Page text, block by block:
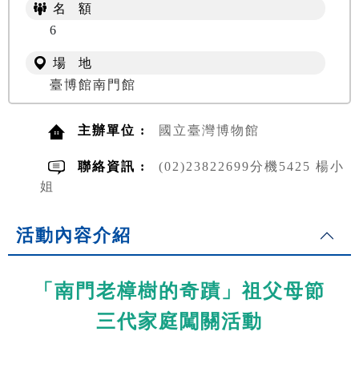
名 額
6
場 地
臺博館南門館
主辦單位 : 國立臺灣博物館
聯絡資訊 :
(02)23822699分機5425 楊小
姐
活動內容介紹
「南門老樟樹的奇蹟」祖父母節
三代家庭闖關活動